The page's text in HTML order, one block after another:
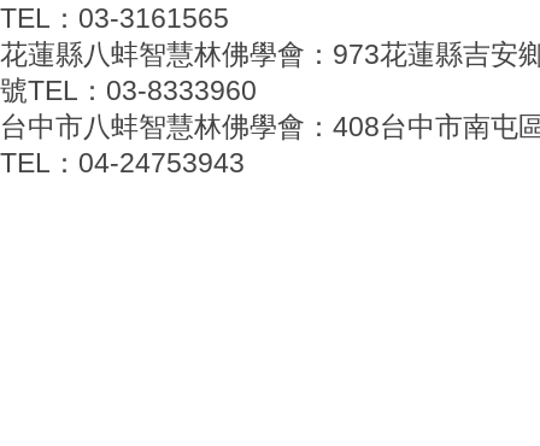
TEL：03-3161565
花蓮縣八蚌智慧林佛學會：973花蓮縣吉安
號TEL：03-8333960
台中市八蚌智慧林佛學會：408台中市南屯
TEL：04-24753943